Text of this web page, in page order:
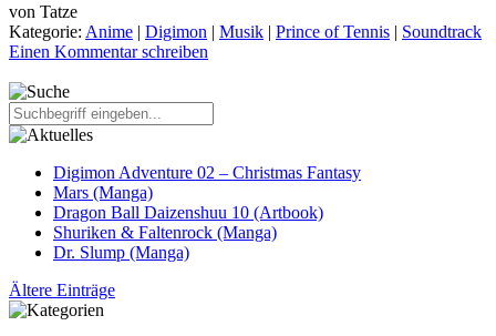
von Tatze
Kategorie: Anime | Digimon | Musik | Prince of Tennis | Soundtrack
Einen Kommentar schreiben
Digimon Adventure 02 – Christmas Fantasy
Mars (Manga)
Dragon Ball Daizenshuu 10 (Artbook)
Shuriken & Faltenrock (Manga)
Dr. Slump (Manga)
Ältere Einträge